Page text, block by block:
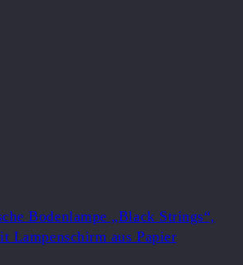
Bodenlampe „Black Strings“,
Lampenschirm aus Papier